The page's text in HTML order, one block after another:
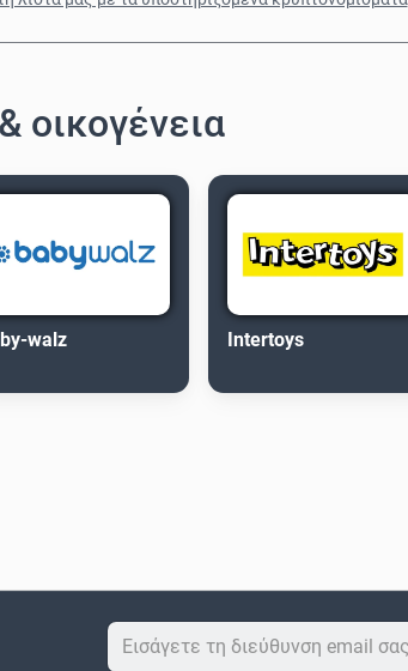
οικογένεια
walz Intertoys